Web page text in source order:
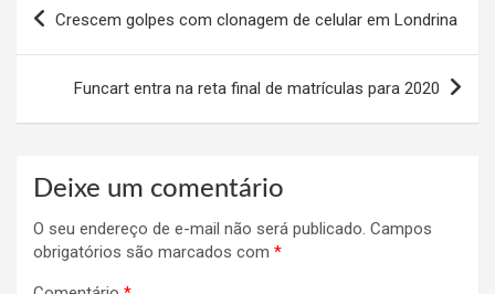
Crescem golpes com clonagem de celular em Londrina
Funcart entra na reta final de matrículas para 2020
Deixe um comentário
O seu endereço de e-mail não será publicado. Campos
obrigatórios são marcados com *